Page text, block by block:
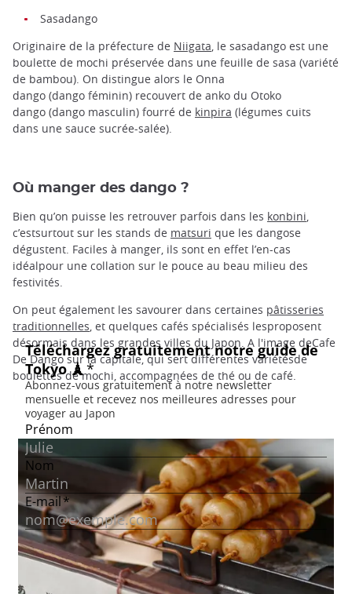
Sasadango
Originaire de la préfecture de Niigata, le sasadango est une
boulette de mochi préservée dans une feuille de sasa (variété
de bambou). On distingue alors le Onna
dango (dango féminin) recouvert de anko du Otoko
dango (dango masculin) fourré de kinpira (légumes cuits
dans une sauce sucrée-salée).
Où manger des dango ?
Bien qu’on puisse les retrouver parfois dans les konbini,
c’estsurtout sur les stands de matsuri que les dangose
dégustent. Faciles à manger, ils sont en effet l’en-cas
idéalpour une collation sur le pouce au beau milieu des
festivités.
On peut également les savourer dans certaines pâtisseries
traditionnelles, et quelques cafés spécialisés lesproposent
désormais dans les grandes villes du Japon. A l'image deCafe
De Dango sur la capitale, qui sert différentes variétésde
boulettes de mochi, accompagnées de thé ou de café.